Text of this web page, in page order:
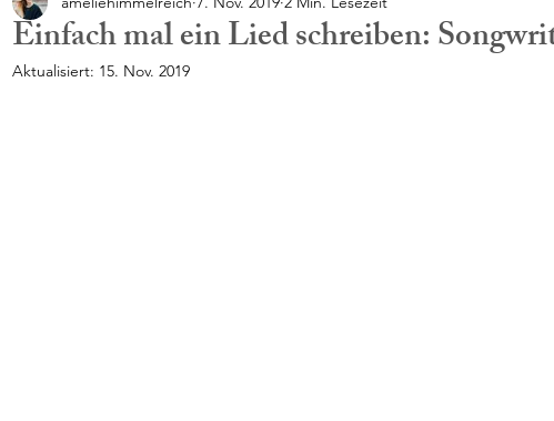
Videos
Einfach mal ein Lied schreiben:
Aktualisiert: 15. Nov. 2019